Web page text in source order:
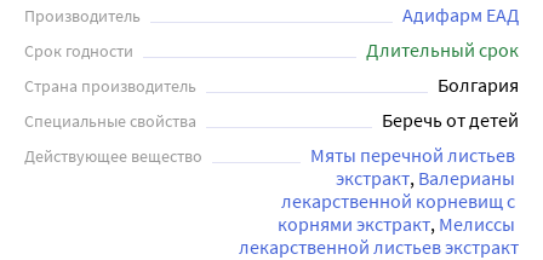
Производитель Адифарм ЕАД
Срок годности Длительный срок
Страна производитель Болгария
Специальные свойства Беречь от детей
Действующее вещество
Мяты перечной листьев
экстракт Валерианы
лекарственной корневищ с
корнями экстракт Мелиссы
лекарственной листьев экстракт